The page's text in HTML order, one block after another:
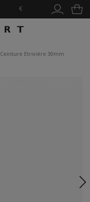
€
Ceinture Etrivière 30mm